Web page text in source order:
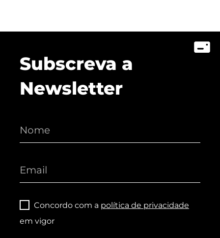
Subscreva a
Newsletter
Concordo com a política de privacidade
em vigor